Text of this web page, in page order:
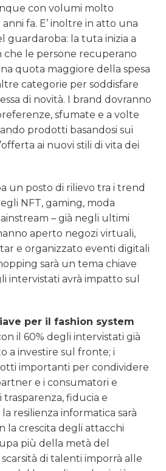
con volumi molto
fa. E’ inoltre in atto una
guardaroba: la tuta inizia a
che le persone recuperano
quota maggiore della spesa
categorie per soddisfare
di novità. I brand dovranno
sfumate e a volte
prodotti basandosi sui
ai nuovi stili di vita dei
un posto di rilievo tra i trend
NFT, gaming, moda
– già negli ultimi
aperto negozi virtuali,
e organizzato eventi digitali
sarà un tema chiave
intervistati avrà impatto sul
per il fashion system
il 60% degli intervistati già
a investire sul fronte; i
importanti per condividere
e i consumatori e
fiducia e
resilienza informatica sarà
la crescita degli attacchi
più della metà del
di talenti imporrà alle